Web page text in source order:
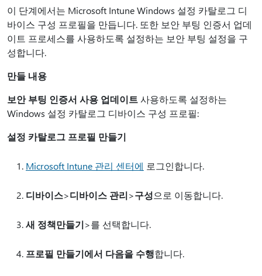
이 단계에서는 Microsoft Intune Windows 설정 카탈로그 디
바이스 구성 프로필을 만듭니다. 또한 보안 부팅 인증서 업데
이트 프로세스를 사용하도록 설정하는 보안 부팅 설정을 구
성합니다.
만들 내용
보안 부팅 인증서 사용 업데이트사용하도록 설정하는
Windows 설정 카탈로그 디바이스 구성 프로필:
설정 카탈로그 프로필 만들기
Microsoft Intune 관리 센터에 로그인합니다.
디바이스>디바이스 관리>구성으로 이동합니다.
새 정책만들기>를 선택합니다.
프로필 만들기에서 다음을 수행합니다.